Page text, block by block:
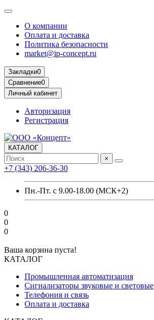
О компании
Оплата и доставка
Политика безопасности
market@ip-concept.ru
Закладки0
Сравнение0
Личный кабинет
Авторизация
Регистрация
КАТАЛОГ
×
+7 (343) 206-36-30
Пн.-Пт. с 9.00-18.00 (МСК+2)
0
0
0
Ваша корзина пуста!
КАТАЛОГ
Промышленная автоматизация
Сигнализаторы звуковые и световые
Телефония и связь
Оплата и доставка